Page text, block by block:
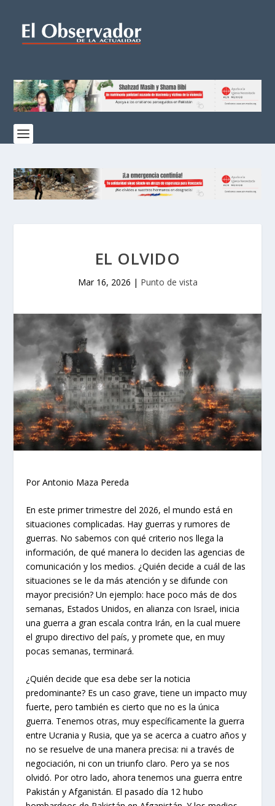
EL OLVIDO
Mar 16, 2026 | Punto de vista
Por Antonio Maza Pereda
En este primer trimestre del 2026, el mundo está en
situaciones complicadas. Hay guerras y rumores de
guerras. No sabemos con qué criterio nos llega la
información, de qué manera lo deciden las agencias de
comunicación y los medios. ¿Quién decide a cuál de las
situaciones se le da más atención y se difunde con
mayor precisión? Un ejemplo: hace poco más de dos
semanas, Estados Unidos, en alianza con Israel, inicia
una guerra a gran escala contra Irán, en la cual muere
el grupo directivo del país, y promete que, en muy
pocas semanas, terminará.
¿Quién decide que esa debe ser la noticia
predominante? Es un caso grave, tiene un impacto muy
fuerte, pero también es cierto que no es la única
guerra. Tenemos otras, muy específicamente la guerra
entre Ucrania y Rusia, que ya se acerca a cuatro años y
no se resuelve de una manera precisa: ni a través de
negociación, ni con un triunfo claro. Pero ya se nos
olvidó. Por otro lado, ahora tenemos una guerra entre
Pakistán y Afganistán. El pasado día 12 hubo